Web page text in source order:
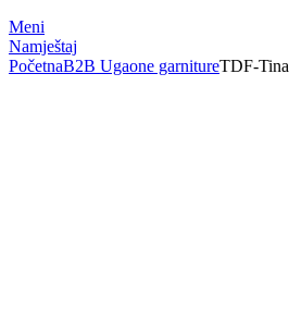
Meni
Namještaj
PočetnaB2B Ugaone garnitureTDF-Tina